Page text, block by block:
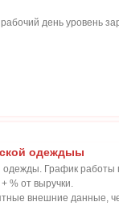
день уровень
одеждыы
одежды. График работы
% от выручки.
внешние данные,